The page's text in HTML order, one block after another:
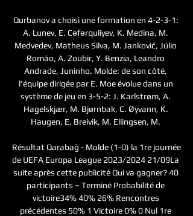
Qurbanov a choisi une formation en 4-2-3-1:
A. Lunev, E. Cəfərquliyev, K. Medina, M.
Medvedev, Matheus Silva, M. Janković, Júlio
Romão, A. Zoubir, Y. Benzia, Leandro
Andrade, Juninho. Molde: de son côté,
l'équipe dirigée par E. Moe évolue dans un
système de jeu en 3-5-2: J. Karlstrøm, A.
Hagelskjær, M. Bjørnbak, C. Øyvann, K.
Haugen, E. Breivik, M. Ellingsen, M.
Résultat Qarabağ - Molde (1-0) la 1re journée
de UEFA Europa League 2023/2024 21/09La
suite après cette publicité Qui va gagner? 40
participants – Terminé Probabilité de
victoire34% 40% 26% Rencontres
précédentes 50% 1 Victoire 0% 0 Nul 1re